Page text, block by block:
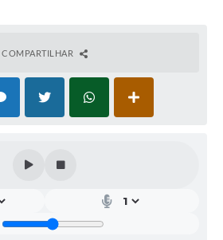
COMPARTILHAR